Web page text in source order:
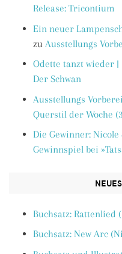
Release: Tricontium
Ein neuer
zu Ausstellungs
Odette tanzt wieder |
Der Schwan
Ausstellungs
Querstil der Woche
Die Gewinner:
Gewinnspiel bei
Buchsatz: Rattenlied
Buchsatz: New Arc